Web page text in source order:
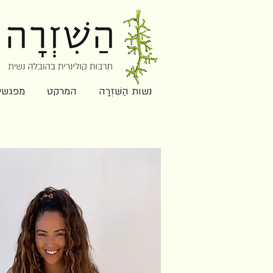
נשות הַשִּׁזְרָה המרקט